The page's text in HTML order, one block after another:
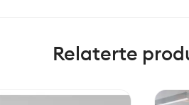
Relaterte